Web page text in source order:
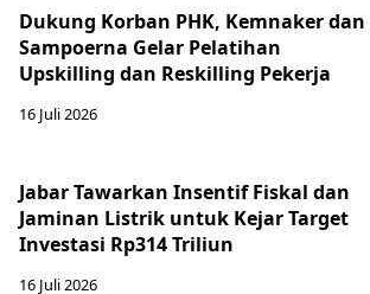
Dukung Korban PHK, Kemnaker dan
Sampoerna Gelar Pelatihan
Upskilling dan Reskilling Pekerja
16 Juli 2026
Jabar Tawarkan Insentif Fiskal dan
Jaminan Listrik untuk Kejar Target
Investasi Rp314 Triliun
16 Juli 2026